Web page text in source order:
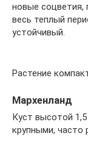
новые соцветия,
весь теплый
устойчивый.
Растение
Мархенланд
Куст высотой
крупными, часто